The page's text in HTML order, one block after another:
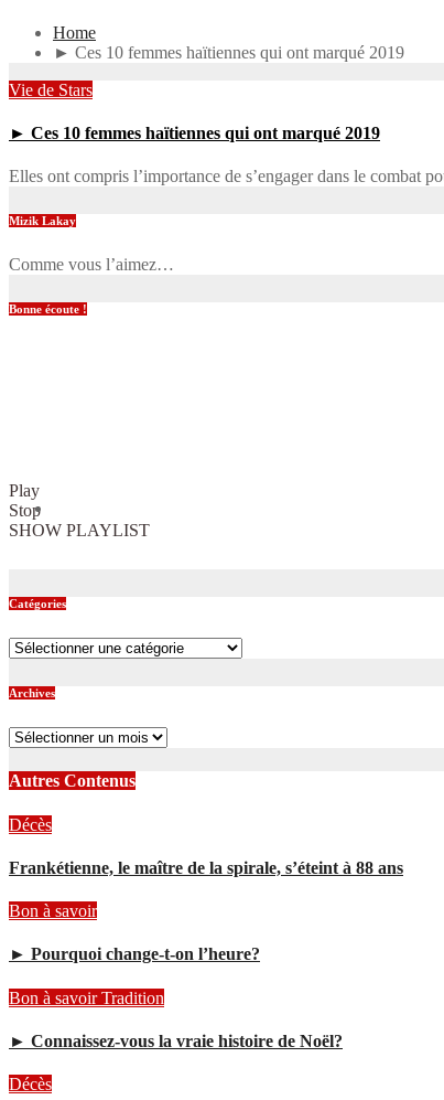
Home
► Ces 10 femmes haïtiennes qui ont marqué 2019
Vie de Stars
► Ces 10 femmes haïtiennes qui ont marqué 2019
Elles ont compris l’importance de s’engager dans le combat
Mizik Lakay
Comme vous l’aimez…
Bonne écoute !
Play
Stop
SHOW PLAYLIST
Catégories
Catégories
Archives
Archives
Autres Contenus
Décès
Frankétienne, le maître de la spirale, s’éteint à 88 ans
Bon à savoir
► Pourquoi change-t-on l’heure?
Bon à savoirTradition
► Connaissez-vous la vraie histoire de Noël?
Décès